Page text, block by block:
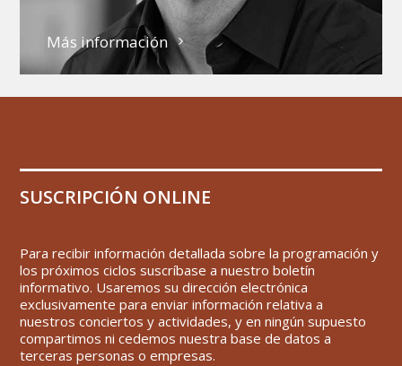
Más información
SUSCRIPCIÓN ONLINE
Para recibir información detallada sobre la programación y
los próximos ciclos suscríbase a nuestro boletín
informativo. Usaremos su dirección electrónica
exclusivamente para enviar información relativa a
nuestros conciertos y actividades, y en ningún supuesto
compartimos ni cedemos nuestra base de datos a
terceras personas o empresas.